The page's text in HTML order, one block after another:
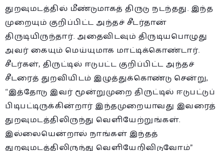
துறவுமடத்தில் மீண்டுமாகத் திருடு நடந்தது. இந்த
முறையும் குறிப்பிட்ட அந்தச் சீடர்தான்
திருடியிருந்தார். அதைவிடவும் திருடியபொழுது
அவர் கையும் மெய்யுமாக மாட்டிக்கொண்டார்.
சீடர்கள், திருட்டில் ஈடுபட்ட குறிப்பிட்ட அந்தச்
சீடரைத் துறவியிடம் இழுத்துக்கொண்டு சென்று,
“இத்தோடு இவர் மூன்றுமுறை திருட்டில் ஈடுபட்டுப்
பிடிபட்டிருக்கின்றார் இந்தமுறையாவது இவரைத்
துறவுமடத்திலிருந்து வெளியேற்றுங்கள்.
இல்லையென்றால் நாங்கள் இந்தத்
துறவுமடத்திலிருந்து வெளியேறிவிடுவோம்”